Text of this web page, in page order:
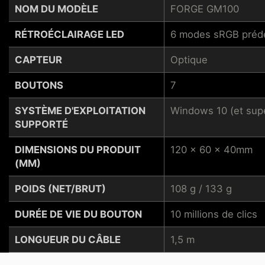
NOM DU MODÈLE
RÉTROÉCLAIRAGE LED
CAPTEUR
BOUTONS
SYSTÈME D'EXPLOITATION
SUPPORTÉ
DIMENSIONS DU PRODUIT
(MM)
POIDS (NET/BRUT)
DURÉE DE VIE DU BOUTON
LONGUEUR DU CÂBLE
FORGE GM100
6 modes sRGB
Optique
7
Windows 10 (et
120 x 60 x 40mm
108 g / 133 g
10 millions de clics
1,5 m